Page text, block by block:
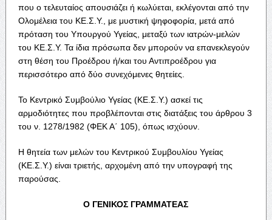
που ο τελευταίος απουσιάζει ή κωλύεται, εκλέγονται από την
Ολομέλεια του ΚΕ.Σ.Υ., με μυστική ψηφοφορία, μετά από
πρόταση του Υπουργού Υγείας, μεταξύ των ιατρών-μελών
του ΚΕ.Σ.Υ. Τα ίδια πρόσωπα δεν μπορούν να επανεκλεγούν
στη θέση του Προέδρου ή/και του Αντιπροέδρου για
περισσότερο από δύο συνεχόμενες θητείες.
Το Κεντρικό Συμβούλιο Υγείας (ΚΕ.Σ.Υ.) ασκεί τις
αρμοδιότητες που προβλέπονται στις διατάξεις του άρθρου 3
του ν. 1278/1982 (ΦΕΚ Α΄ 105), όπως ισχύουν.
Η θητεία των μελών του Κεντρικού Συμβουλίου Υγείας
(ΚΕ.Σ.Υ.) είναι τριετής, αρχομένη από την υπογραφή της
παρούσας.
Ο ΓΕΝΙΚΟΣ ΓΡΑΜΜΑΤΕΑΣ